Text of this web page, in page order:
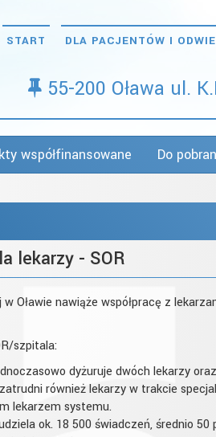
START DLA PACJENTÓW I
55-200 Oława ul.
współfinansowane Do
lekarzy - SOR
w Oławie nawiąże współpracę z
szpitala:
dyżuruje dwóch lekarzy
również lekarzy w trakcie
lekarzem systemu.
ok. 18 500 świadczeń, średnio